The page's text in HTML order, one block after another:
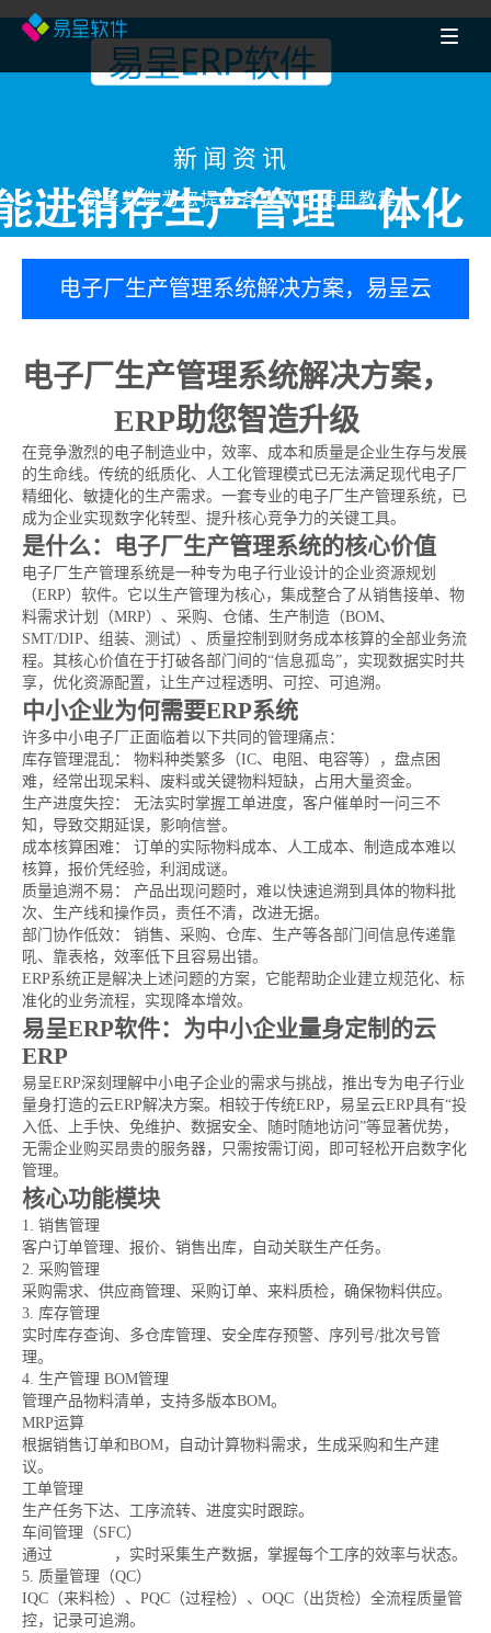
新闻资讯
易呈软件为您提供各类软件使用教程
电子厂生产管理系统解决方案，易呈云
电子厂生产管理系统解决方案，
ERP助您智造升级
在竞争激烈的电子制造业中，效率、成本和质量是企业生存与发展
的生命线。传统的纸质化、人工化管理模式已无法满足现代电子厂
精细化、敏捷化的生产需求。一套专业的电子厂生产管理系统，已
成为企业实现数字化转型、提升核心竞争力的关键工具。
是什么：电子厂生产管理系统的核心价值
电子厂生产管理系统是一种专为电子行业设计的企业资源规划
（ERP）软件。它以生产管理为核心，集成整合了从销售接单、物
料需求计划（MRP）、采购、仓储、生产制造（BOM、
SMT/DIP、组装、测试）、质量控制到财务成本核算的全部业务流
程。其核心价值在于打破各部门间的“信息孤岛”，实现数据实时共
享，优化资源配置，让生产过程透明、可控、可追溯。
中小企业为何需要ERP系统
许多中小电子厂正面临着以下共同的管理痛点：
库存管理混乱： 物料种类繁多（IC、电阻、电容等），盘点困
难，经常出现呆料、废料或关键物料短缺，占用大量资金。
生产进度失控： 无法实时掌握工单进度，客户催单时一问三不
知，导致交期延误，影响信誉。
成本核算困难： 订单的实际物料成本、人工成本、制造成本难以
核算，报价凭经验，利润成谜。
质量追溯不易： 产品出现问题时，难以快速追溯到具体的物料批
次、生产线和操作员，责任不清，改进无据。
部门协作低效： 销售、采购、仓库、生产等各部门间信息传递靠
吼、靠表格，效率低下且容易出错。
ERP系统正是解决上述问题的方案，它能帮助企业建立规范化、标
准化的业务流程，实现降本增效。
易呈ERP软件：为中小企业量身定制的云
ERP
易呈ERP深刻理解中小电子企业的需求与挑战，推出专为电子行业
量身打造的云ERP解决方案。相较于传统ERP，易呈云ERP具有“投
入低、上手快、免维护、数据安全、随时随地访问”等显著优势，
无需企业购买昂贵的服务器，只需按需订阅，即可轻松开启数字化
管理。
核心功能模块
1. 销售管理
客户订单管理、报价、销售出库，自动关联生产任务。
2. 采购管理
采购需求、供应商管理、采购订单、来料质检，确保物料供应。
3. 库存管理
实时库存查询、多仓库管理、安全库存预警、序列号/批次号管
理。
4. 生产管理 BOM管理
管理产品物料清单，支持多版本BOM。
MRP运算
根据销售订单和BOM，自动计算物料需求，生成采购和生产建
议。
工单管理
生产任务下达、工序流转、进度实时跟踪。
车间管理（SFC）
通过
，实时采集生产数据，掌握每个工序的效率与状态。
5. 质量管理（QC）
IQC（来料检）、PQC（过程检）、OQC（出货检）全流程质量管
控，记录可追溯。